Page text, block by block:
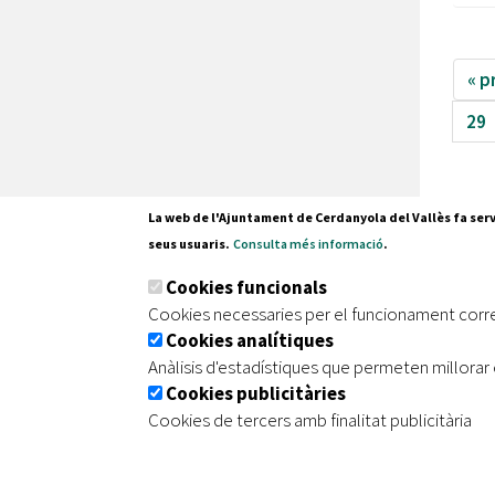
«
29
Tel.
| Avís legal | Protecció de dades
La web de l'Ajuntament de Cerdanyola del Vallès fa
seus usuaris. Consulta més informació.
Cookies funcionals
Cookies necessaries per el funcionament
Cookies analítiques
Anàlisis d'estadístiques que permeten
Cookies publicitàries
Cookies de tercers amb finalitat publicitària